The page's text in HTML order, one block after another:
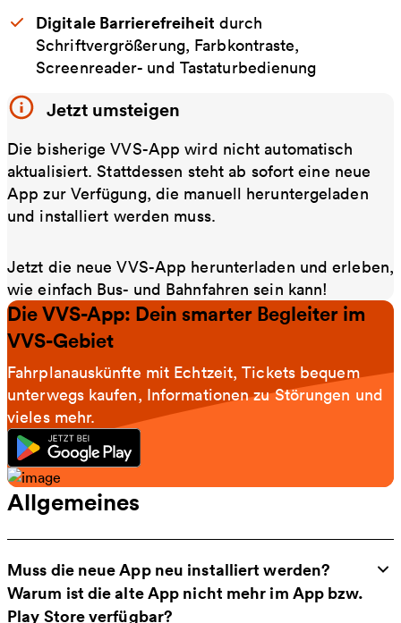
Digitale Barrierefreiheit durch
Schriftvergrößerung, Farbkontraste,
Screenreader- und Tastaturbedienung
Jetzt umsteigen
Die bisherige VVS-App wird nicht automatisch
aktualisiert. Stattdessen steht ab sofort eine neue
App zur Verfügung, die manuell heruntergeladen
und installiert werden muss.
Jetzt die neue VVS-App herunterladen und erleben,
wie einfach Bus- und Bahnfahren sein kann!
Die VVS-App: Dein smarter Begleiter im
VVS-Gebiet
Fahrplanauskünfte mit Echtzeit, Tickets bequem
unterwegs kaufen, Informationen zu Störungen und
vieles mehr.
Allgemeines
Muss die neue App neu installiert werden?
Warum ist die alte App nicht mehr im App bzw.
Play Store verfügbar?